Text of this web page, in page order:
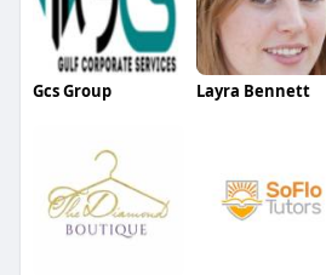
Gcs Group Layra Bennett